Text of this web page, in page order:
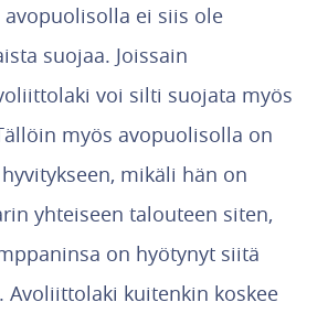
avopuolisolla ei siis ole
suojaa. Joissain
voi silti suojata myös
myös avopuolisolla on
mikäli hän on
yhteiseen talouteen siten,
on hyötynyt siitä
Avoliittolaki kuitenkin koskee